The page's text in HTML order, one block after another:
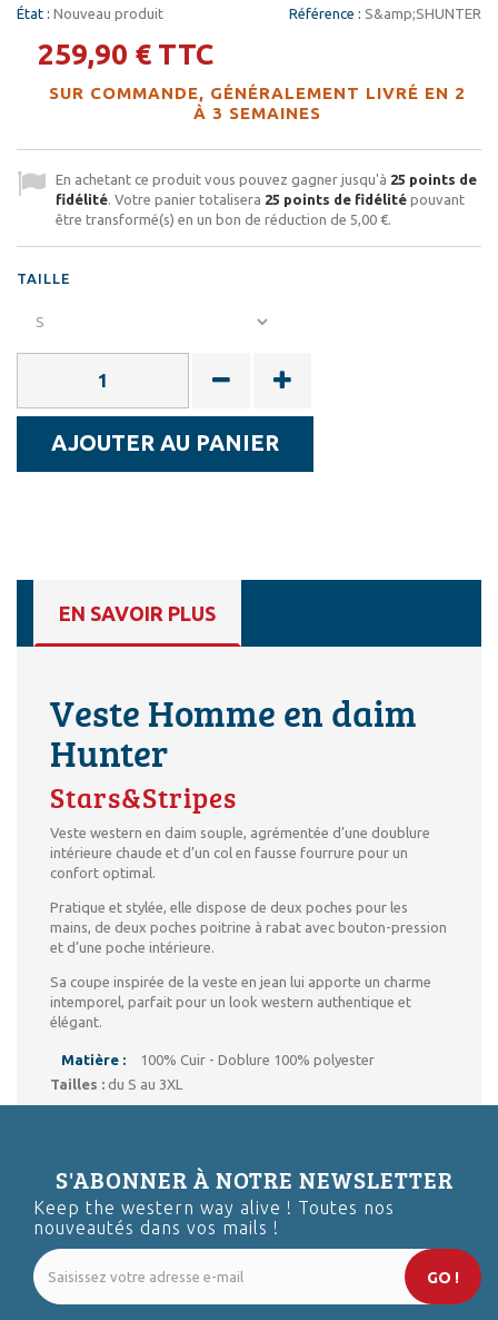
Référence : S&amp;SHUNTER
État : Nouveau produit
259,90 € TTC
SUR COMMANDE, GÉNÉRALEMENT LIVRÉ EN 2
À 3 SEMAINES
En achetant ce produit vous pouvez gagner jusqu'à 25 points de
fidélité . Votre panier totalisera 25 points de fidélité pouvant
être transformé(s) en un bon de réduction de 5,00 €
TAILLE
AJOUTER AU PANIER
EN SAVOIR PLUS
Veste Homme en daim
Hunter
Stars&Stripes
Veste western en daim souple, agrémentée d’une doublure
intérieure chaude et d’un col en fausse fourrure pour un
confort optimal.
Pratique et stylée, elle dispose de deux poches pour les
mains, de deux poches poitrine à rabat avec bouton-pression
et d’une poche intérieure.
Sa coupe inspirée de la veste en jean lui apporte un charme
intemporel, parfait pour un look western authentique et
élégant.
Matière :
100% Cuir - Doblure 100% polyester
Tailles : du S au 3XL
S'ABONNER À NOTRE NEWSLETTER
Keep the western way alive ! Toutes nos
nouveautés dans vos mails !
GO !